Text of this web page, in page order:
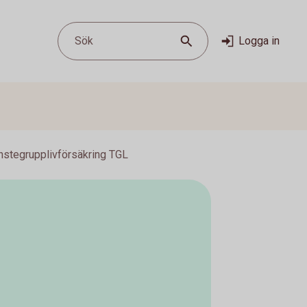
Sök Logga in
TGL